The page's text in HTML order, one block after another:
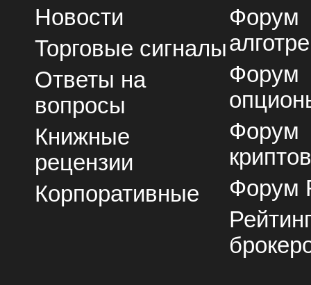
Новости
Торговые сигналы
Ответы на
вопросы
Книжные
рецензии
Корпоративные
Форум
Форум
Форум
Форум